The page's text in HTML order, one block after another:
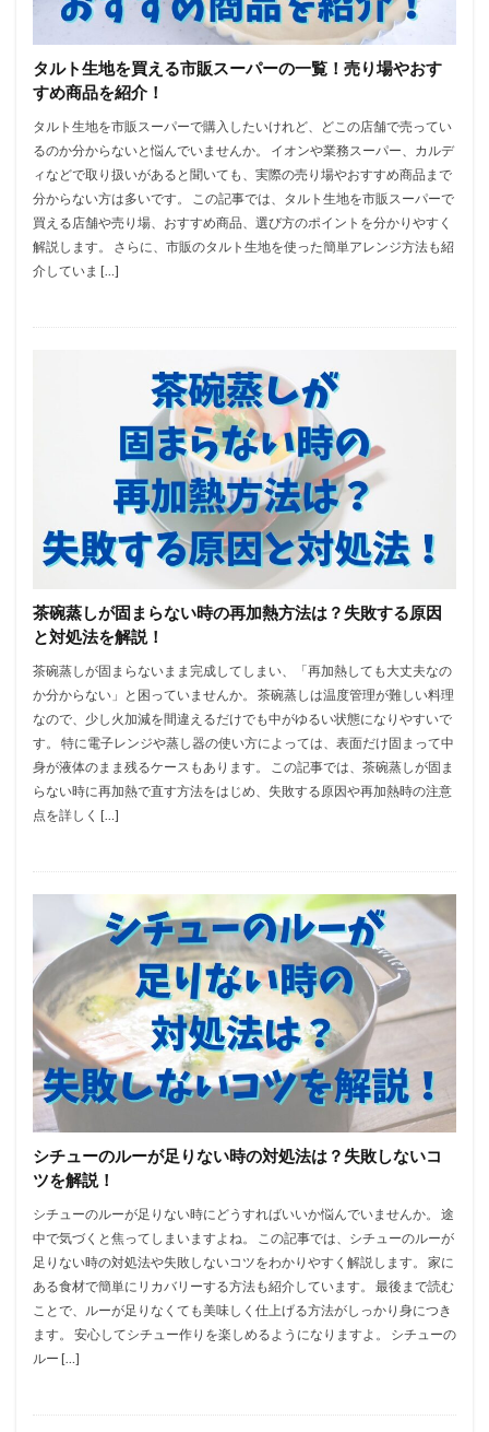
タルト生地を買える市販スーパーの一覧！売り場やおす
すめ商品を紹介！
タルト生地を市販スーパーで購入したいけれど、どこの店舗で売ってい
るのか分からないと悩んでいませんか。 イオンや業務スーパー、カルデ
ィなどで取り扱いがあると聞いても、実際の売り場やおすすめ商品まで
分からない方は多いです。 この記事では、タルト生地を市販スーパーで
買える店舗や売り場、おすすめ商品、選び方のポイントを分かりやすく
解説します。 さらに、市販のタルト生地を使った簡単アレンジ方法も紹
介していま […]
茶碗蒸しが固まらない時の再加熱方法は？失敗する原因
と対処法を解説！
茶碗蒸しが固まらないまま完成してしまい、「再加熱しても大丈夫なの
か分からない」と困っていませんか。 茶碗蒸しは温度管理が難しい料理
なので、少し火加減を間違えるだけでも中がゆるい状態になりやすいで
す。 特に電子レンジや蒸し器の使い方によっては、表面だけ固まって中
身が液体のまま残るケースもあります。 この記事では、茶碗蒸しが固ま
らない時に再加熱で直す方法をはじめ、失敗する原因や再加熱時の注意
点を詳しく […]
シチューのルーが足りない時の対処法は？失敗しないコ
ツを解説！
シチューのルーが足りない時にどうすればいいか悩んでいませんか。 途
中で気づくと焦ってしまいますよね。 この記事では、シチューのルーが
足りない時の対処法や失敗しないコツをわかりやすく解説します。 家に
ある食材で簡単にリカバリーする方法も紹介しています。 最後まで読む
ことで、ルーが足りなくても美味しく仕上げる方法がしっかり身につき
ます。 安心してシチュー作りを楽しめるようになりますよ。 シチューの
ルー […]